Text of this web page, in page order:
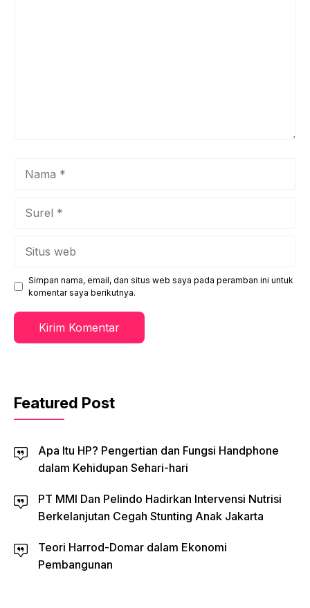
Simpan nama, email, dan situs web saya pada peramban ini untuk
komentar saya berikutnya.
Featured Post
Apa Itu HP? Pengertian dan Fungsi Handphone
dalam Kehidupan Sehari-hari
PT MMI Dan Pelindo Hadirkan Intervensi Nutrisi
Berkelanjutan Cegah Stunting Anak Jakarta
Teori Harrod-Domar dalam Ekonomi
Pembangunan